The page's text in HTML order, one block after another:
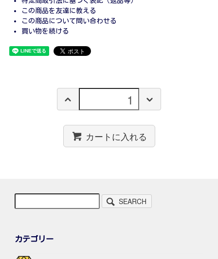
この商品を友達に教える
この商品について問い合わせる
買い物を続ける
カートに入れる
SEARCH
カテゴリー